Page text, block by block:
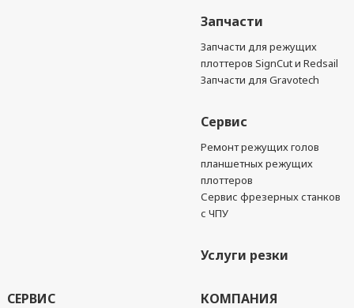
Запчасти
Запчасти для режущих
плоттеров SignCut и Redsail
Запчасти для Gravotech
Сервис
Ремонт режущих голов
планшетных режущих
плоттеров
Сервис фрезерных станков
с ЧПУ
Услуги резки
СЕРВИС КОМПАНИЯ